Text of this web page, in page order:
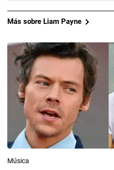
Más sobre Liam Payne
Música